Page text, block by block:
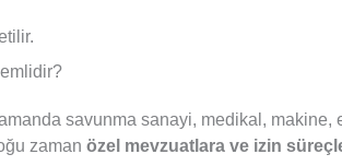
savunma sanayi, medikal,
zaman özel mevzuatlara ve izin